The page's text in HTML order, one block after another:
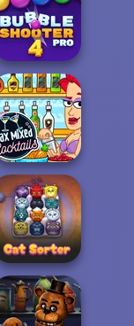
Geometry Dash:
FreezeNova
Game
Bubble Shooter
Pro 4
Max Mixed
Cocktails